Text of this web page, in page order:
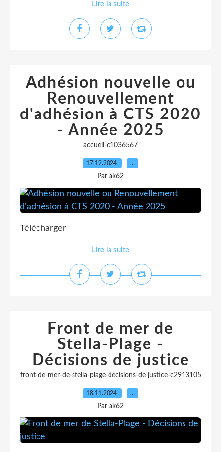
Lire la suite
Adhésion nouvelle ou
Renouvellement
d'adhésion à CTS 2020
- Année 2025
accueil-c1036567
17.12.2024 …
Par ak62
Télécharger
Lire la suite
Front de mer de
Stella-Plage -
Décisions de justice
front-de-mer-de-stella-plage-decisions-de-justice-c2913105
18.11.2024 …
Par ak62